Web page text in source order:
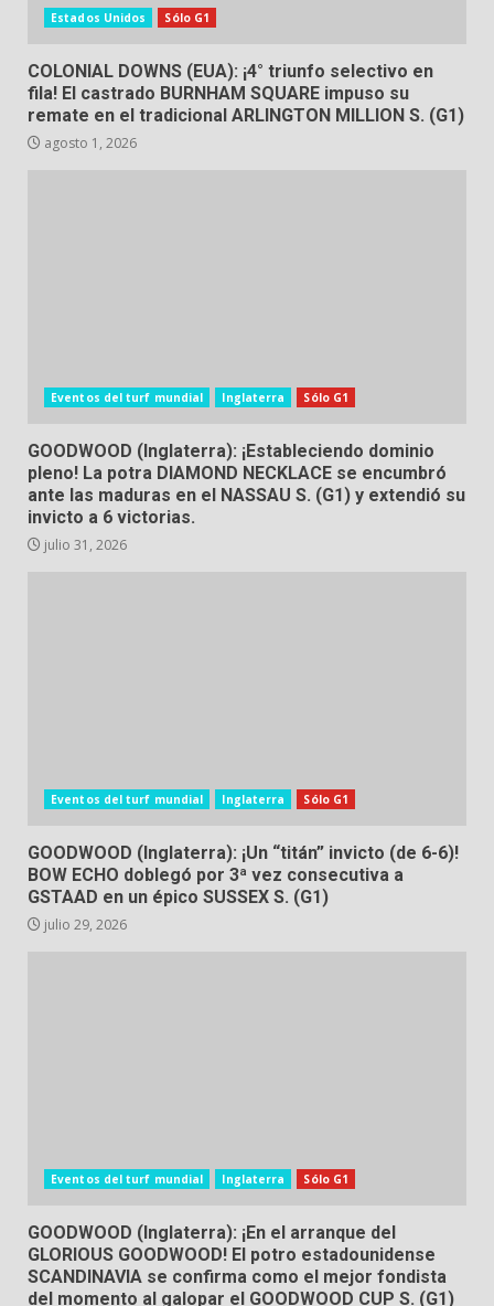
Estados Unidos Sólo G1
COLONIAL DOWNS (EUA): ¡4° triunfo selectivo en
fila! El castrado BURNHAM SQUARE impuso su
remate en el tradicional ARLINGTON MILLION S. (G1)
agosto 1, 2026
Eventos del turf mundial Inglaterra Sólo G1
GOODWOOD (Inglaterra): ¡Estableciendo dominio
pleno! La potra DIAMOND NECKLACE se encumbró
ante las maduras en el NASSAU S. (G1) y extendió su
invicto a 6 victorias.
julio 31, 2026
Eventos del turf mundial Inglaterra Sólo G1
GOODWOOD (Inglaterra): ¡Un “titán” invicto (de 6-6)!
BOW ECHO doblegó por 3ª vez consecutiva a
GSTAAD en un épico SUSSEX S. (G1)
julio 29, 2026
Eventos del turf mundial Inglaterra Sólo G1
GOODWOOD (Inglaterra): ¡En el arranque del
GLORIOUS GOODWOOD! El potro estadounidense
SCANDINAVIA se confirma como el mejor fondista
del momento al galopar el GOODWOOD CUP S. (G1)